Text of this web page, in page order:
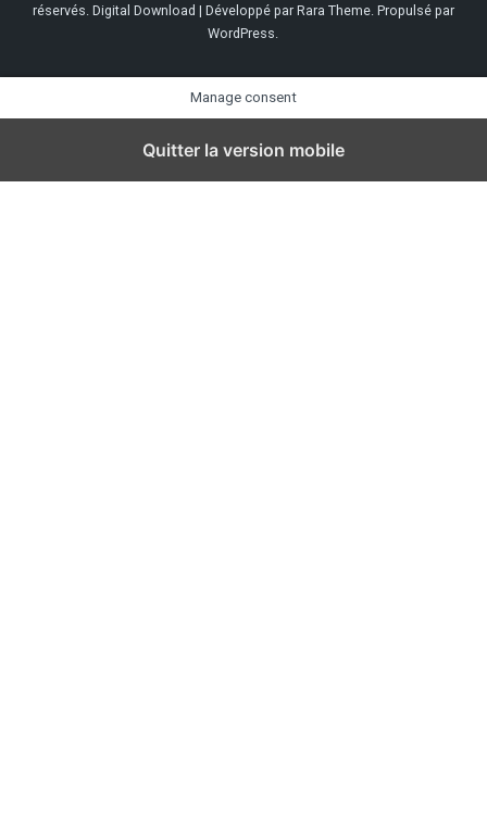
réservés. Digital Download | Développé par Rara Theme . Propulsé par
WordPress
Manage consent
Quitter la version mobile